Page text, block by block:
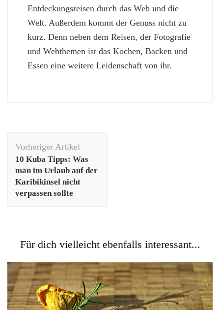
Entdeckungsreisen durch das Web und die
Welt. Außerdem kommt der Genuss nicht zu
kurz. Denn neben dem Reisen, der Fotografie
und Webthemen ist das Kochen, Backen und
Essen eine weitere Leidenschaft von ihr.
Vorheriger Artikel
10 Kuba Tipps: Was
man im Urlaub auf der
Karibikinsel nicht
verpassen sollte
Für dich vielleicht ebenfalls interessant...